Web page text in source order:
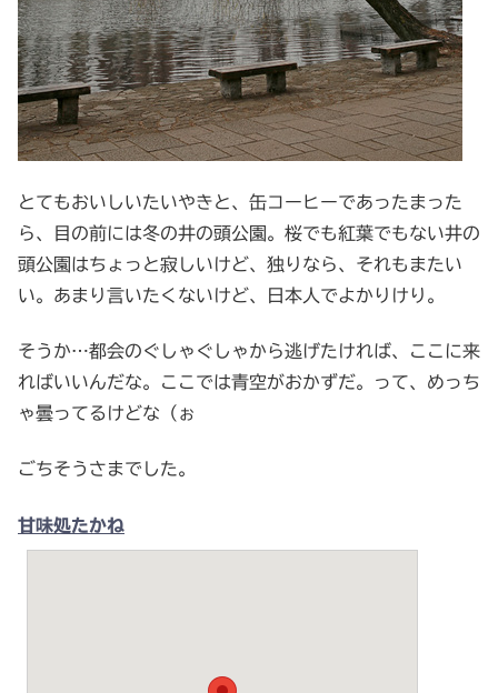
とてもおいしいたいやきと、缶コーヒーであったまった
ら、目の前には冬の井の頭公園。桜でも紅葉でもない井の
頭公園はちょっと寂しいけど、独りなら、それもまたい
い。あまり言いたくないけど、日本人でよかりけり。
そうか…都会のぐしゃぐしゃから逃げたければ、ここに来
ればいいんだな。ここでは青空がおかずだ。って、めっち
ゃ曇ってるけどな（ぉ
ごちそうさまでした。
甘味処たかね